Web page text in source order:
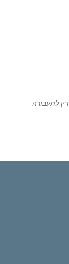
לתעבורה